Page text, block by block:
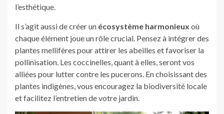
l’esthétique.
Il s’agit aussi de créer un écosystème harmonieux où
chaque élément joue un rôle crucial. Pensez à intégrer des
plantes mellifères pour attirer les abeilles et favoriser la
pollinisation. Les coccinelles, quant à elles, seront vos
alliées pour lutter contre les pucerons. En choisissant des
plantes indigènes, vous encouragez la biodiversité locale
et facilitez l’entretien de votre jardin.